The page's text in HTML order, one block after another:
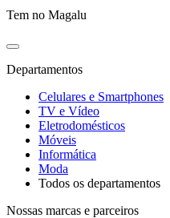
Tem no Magalu
Departamentos
Celulares e Smartphones
TV e Vídeo
Eletrodomésticos
Móveis
Informática
Moda
Todos os departamentos
Nossas marcas e parceiros